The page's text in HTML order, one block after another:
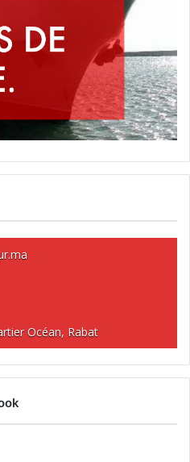
Océan, Rabat